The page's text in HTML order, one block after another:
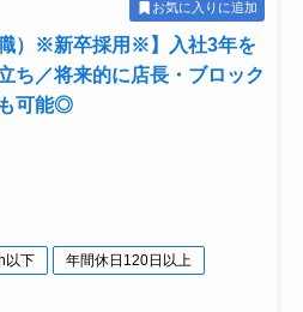
お気に入りに追加
職）※新卒採用※】入社3年を
ち／将来的に店長・ブロック
可能◎
以下
年間休日120日以上